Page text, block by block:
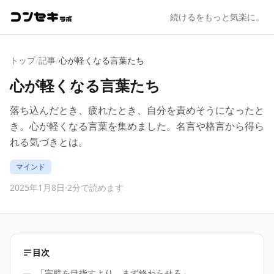
続けるをもっと気楽に。
トップ/記事/心が軽くなる言葉たち
心が軽くなる言葉たち
落ち込んだとき、疲れたとき、自分を責めそうになったと
き。心が軽くなる言葉を集めました。名言や格言から得ら
れる気づきとは。
マインド
2025年1月8日·2分で読めます
目次